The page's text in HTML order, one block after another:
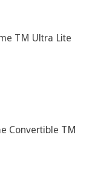
TM Ultra Lite
Convertible TM